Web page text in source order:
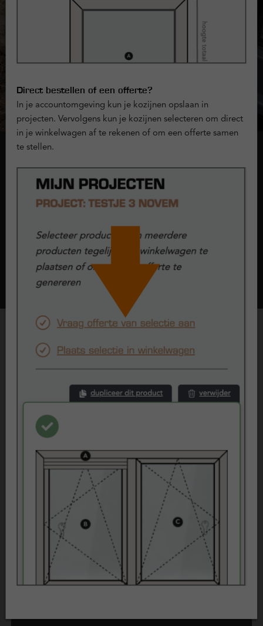
Direct bestellen of een offerte?
In je accountomgeving kun je kozijnen opslaan in
projecten. Vervolgens kun je kozijnen selecteren om direct
in je winkelwagen af te rekenen of om een offerte samen
te stellen.
Onderdorpel
Bij kozijnen en raamwerken noemen we de onderkant van het
kunststof kozijn dat aan de grond grenst 'de onderdorpel'. Bij
doorlopend kader of composiet.Lees meer
Beoordelingen
Klantenvertellen